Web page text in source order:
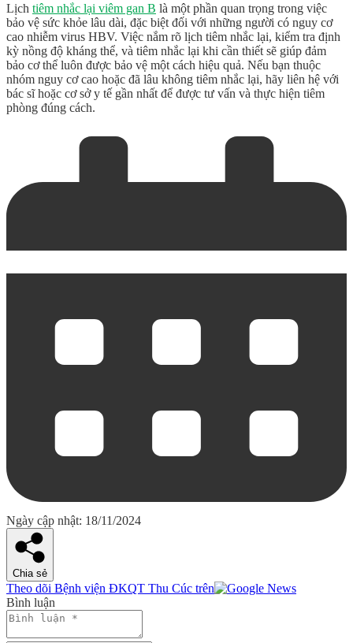
Lịch tiêm nhắc lại viêm gan B là một phần quan trọng trong việc
bảo vệ sức khỏe lâu dài, đặc biệt đối với những người có nguy cơ
cao nhiễm virus HBV. Việc nắm rõ lịch tiêm nhắc lại, kiểm tra định
kỳ nồng độ kháng thể, và tiêm nhắc lại khi cần thiết sẽ giúp đảm
bảo cơ thể luôn được bảo vệ một cách hiệu quả. Nếu bạn thuộc
nhóm nguy cơ cao hoặc đã lâu không tiêm nhắc lại, hãy liên hệ với
bác sĩ hoặc cơ sở y tế gần nhất để được tư vấn và thực hiện tiêm
phòng đúng cách.
Ngày cập nhật: 18/11/2024
Chia sẻ
Theo dõi Bệnh viện ĐKQT Thu Cúc trên
Bình luận